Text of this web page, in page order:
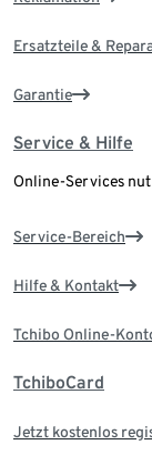
Ersatzteile &
Garantie
Service & Hilfe
Online-Services
Service-Bereich
Hilfe & Kontakt
Tchibo Online-
TchiboCard
Jetzt kostenlos